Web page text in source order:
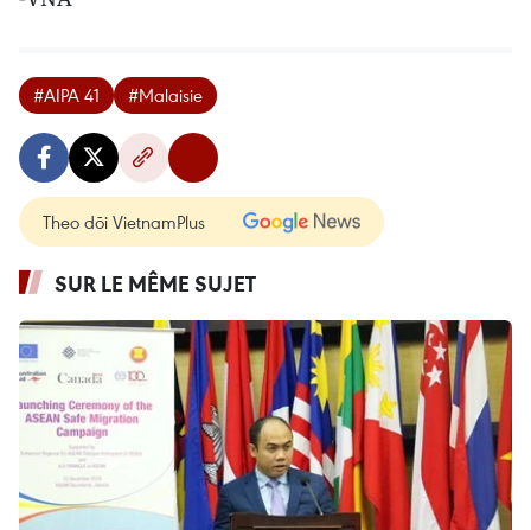
#AIPA 41 #Malaisie
Theo dõi VietnamPlus
SUR LE MÊME SUJET